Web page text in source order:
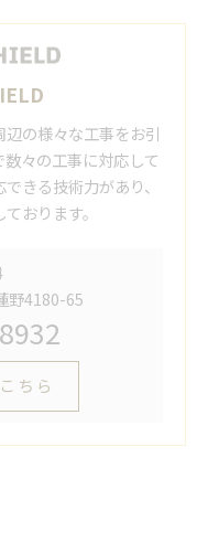
の様々な工事をお引
々の工事に対応して
きる技術力があり、
おります。
野4180-65
ちら